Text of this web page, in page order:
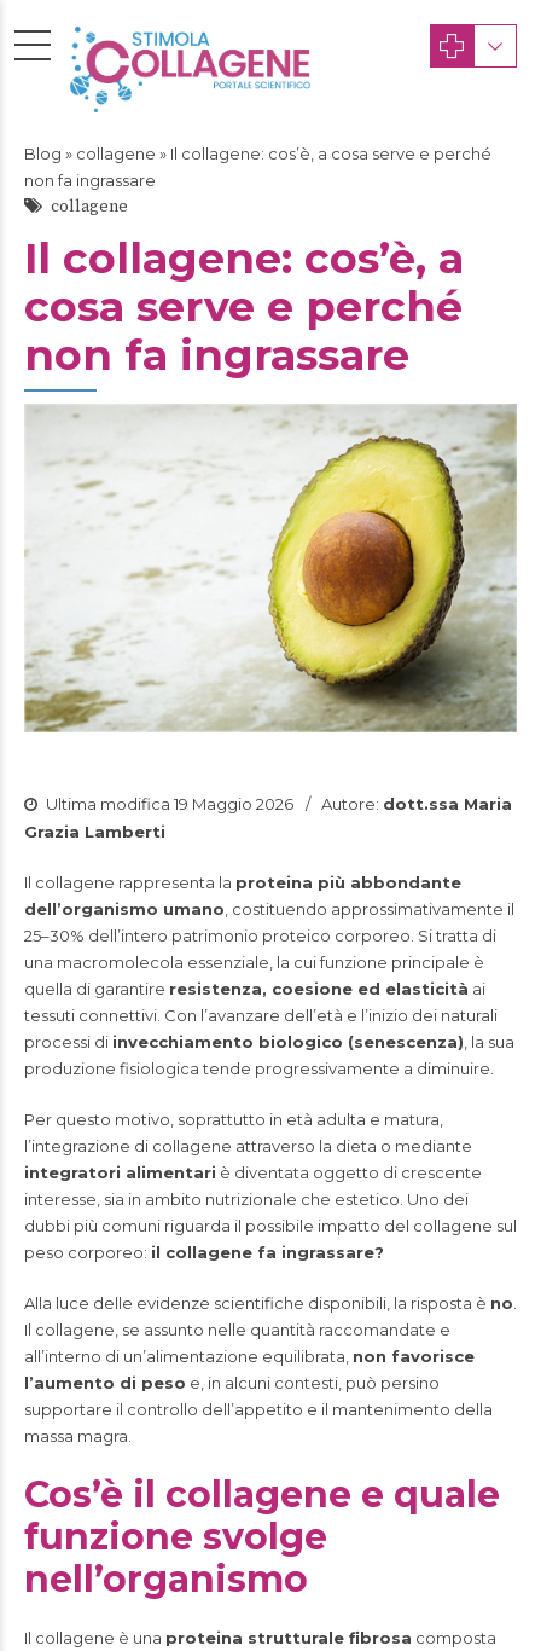
Blog » collagene » Il collagene: cos’è, a cosa serve e perché
non fa ingrassare
collagene
Il collagene: cos’è, a
cosa serve e perché
non fa ingrassare
Ultima modifica 19 Maggio 2026 Autore: dott.ssa Maria
Grazia Lamberti
Il collagene rappresenta la proteina più abbondante
dell’organismo umano , costituendo approssimativamente il
25–30% dell’intero patrimonio proteico corporeo. Si tratta di
una macromolecola essenziale, la cui funzione principale è
quella di garantire resistenza, coesione ed elasticità ai
tessuti connettivi. Con l’avanzare dell’età e l’inizio dei naturali
processi di invecchiamento biologico (senescenza) , la sua
produzione fisiologica tende progressivamente a diminuire.
Per questo motivo, soprattutto in età adulta e matura,
l’integrazione di collagene attraverso la dieta o mediante
integratori alimentari è diventata oggetto di crescente
interesse, sia in ambito nutrizionale che estetico. Uno dei
dubbi più comuni riguarda il possibile impatto del collagene sul
peso corporeo: il collagene fa ingrassare?
Alla luce delle evidenze scientifiche disponibili, la risposta è no
Il collagene, se assunto nelle quantità raccomandate e
all’interno di un’alimentazione equilibrata, non favorisce
l’aumento di peso e, in alcuni contesti, può persino
supportare il controllo dell’appetito e il mantenimento della
massa magra.
Cos’è il collagene e quale
funzione svolge
nell’organismo
Il collagene è una proteina strutturale fibrosa composta